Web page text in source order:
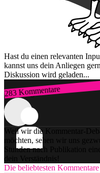
Hast du einen relevanten
kannst uns dein Anliegen
Diskussion wird geladen...
283 Kommentare
Zum Login
Weil wir die Kommentar-
möchten, sehen wir uns
Stunden nach Publikation
dein Verständnis!
Die beliebtesten Kommentare